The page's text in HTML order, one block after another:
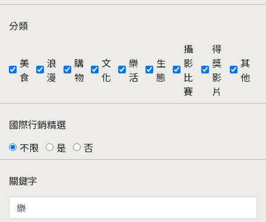
分類
美
食
浪
漫
購
物
文
化
樂
活
生
態
攝
影
比
賽
得
獎
影
片
其
他
國際行銷精選
不限
是 否
關鍵字